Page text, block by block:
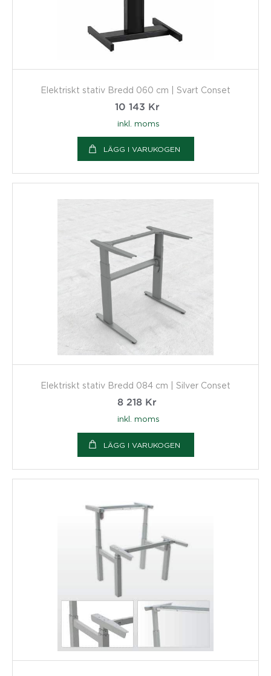
Elektriskt stativ Bredd 060 cm | Svart Conset
10 143 Kr
inkl. moms
LÄGG I VARUKOGEN
Elektriskt stativ Bredd 084 cm | Silver Conset
8 218 Kr
inkl. moms
LÄGG I VARUKOGEN